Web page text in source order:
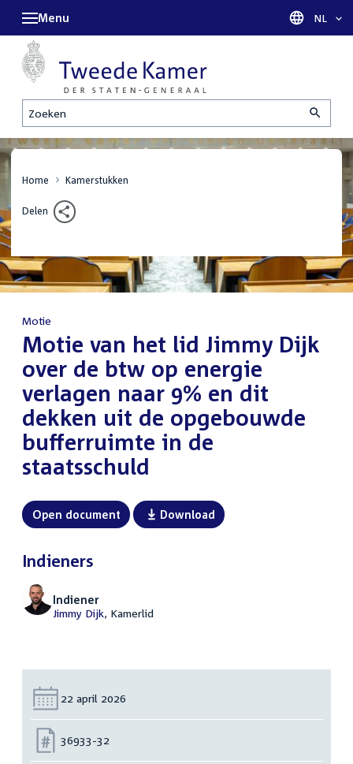
Zoeken
Menu Taal
NL
Home Kamerstukken
Delen
Motie
:Motie van het lid Jimmy Dijk
over de btw op energie
verlagen naar 9% en dit
dekken uit de opgebouwde
bufferruimte in de
staatsschuld
Open document Download
Indieners
Indiener
Jimmy Dijk, Kamerlid
Datum:
22 april 2026
Nummer:
36933-32